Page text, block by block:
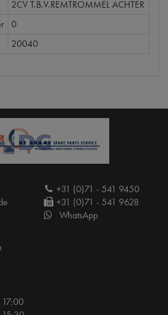
2CV T.B.V.REMTROMMEL ACHTER
0
20040
+31 (0)71 - 541 9450
+31 (0)71 - 541 9628
WhatsApp